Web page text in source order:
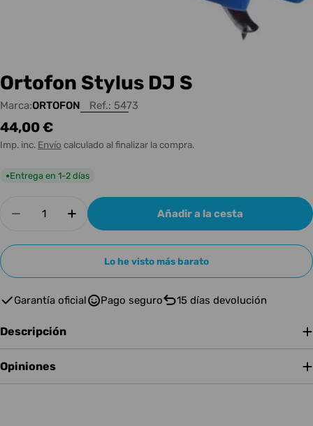
Ortofon Stylus DJ S
Marca:ORTOFON Ref.: 5473
Precio
habitual
44,00 €
Imp. inc. Envío calculado al finalizar la compra.
●Entrega en 1-2 días
Disminuir cantidad para Ortofon Stylus DJ S
Aumentar cantidad para Ortofon
Añadir a la cesta
Lo he visto más barato
Garantía oficial Pago seguro 15 días devolución
Descripción
Opiniones